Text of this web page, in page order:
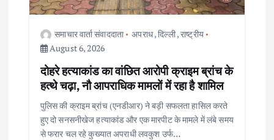
समाचार वार्ता संवाददाता अपराध,दिल्ली,राष्ट्रीय
August 6, 2026
दोहरे हत्याकांड का वांछित आरोपी क्राइम ब्रांच के
हत्थे चढ़ा, नौ आपराधिक मामलों में रहा है शामिल
पुलिस की क्राइम ब्रांच (एनडीआर) ने बड़ी सफलता हासिल करते
हुए दो सनसनीखेज हत्याकांड और एक मारपीट के मामले में लंबे समय
से फरार चल रहे कुख्यात अपराधी लवकुश उर्फ…